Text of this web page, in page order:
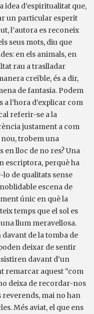
idea d’espiritualitat que,
un particular esperit
l’autora es reconeix
seus mots, diu que
en els animals, en
rau a traslladar
creïble, és a dir,
de fantasia. Podem
l’hora d’explicar com
referir-se a la
justament a com
nou, trobem una
en lloc de no res? Una
escriptora, perquè ha
de qualitats sense
escena de
únic en què la
temps que el sol es
llum meravellosa.
davant de la tomba de
deixar de sentir
davant d’un
remarcar aquest “com
deixa de recordar-nos
reverends, mai no han
Més aviat, el que ens